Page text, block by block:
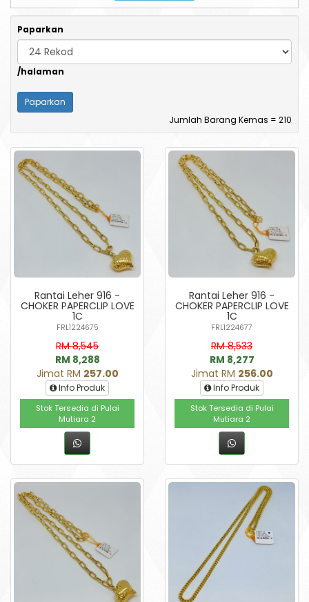
Paparkan
/halaman
Jumlah Barang Kemas = 210
Rantai Leher 916 -
CHOKER PAPERCLIP LOVE
1C
FRL1224675
RM 8,545
RM 8,288
Jimat RM 257.00
Info Produk
Stok Tersedia di Pulai
Mutiara 2
Rantai Leher 916 -
CHOKER PAPERCLIP LOVE
1C
FRL1224677
RM 8,533
RM 8,277
Jimat RM 256.00
Info Produk
Stok Tersedia di Pulai
Mutiara 2